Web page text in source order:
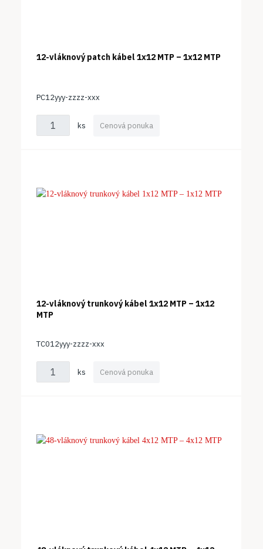
12-vláknový patch kábel 1x12 MTP – 1x12 MTP
PC12yyy-zzzz-xxx
ks Cenová ponuka
12-vláknový trunkový kábel 1x12 MTP – 1x12
MTP
TC012yyy-zzzz-xxx
ks Cenová ponuka